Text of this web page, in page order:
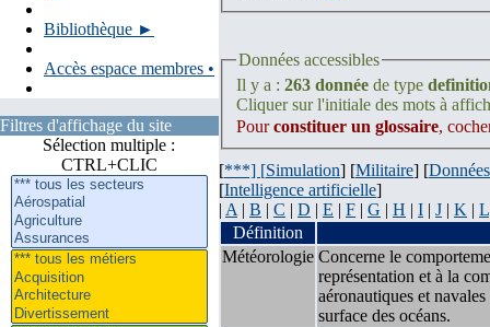
Bibliothèque ►
Accès espace membres •
Filtres d'affichage du site
Sélection multiple :
CTRL+CLIC
Données accessibles
Il y a : 263 donnée de type
Cliquer sur l'initiale des mots à
Pourconstituer un glossaire,
[***] [Simulation] [Militaire] [Données
[Intelligence artificielle]
| A | B | C | D | E | F | G | H | I | J | K | L
Définition
Météorologie Concerne le
représentation et à la
aéronautiques et
surface des océans.